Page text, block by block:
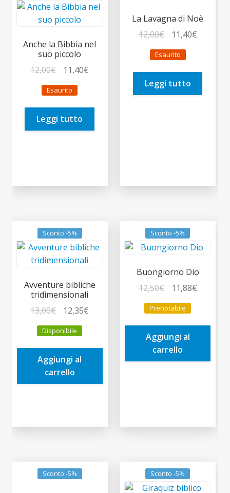
Anche la Bibbia nel
suo piccolo
12,00€
prezzo
originale
era:
12,00€.
11,40€
è:
Esaurito
Leggi tutto
La Lavagna di Noè
12,00€
prezzo
originale
era:
12,00€.
11,40€Il
è:
Esaurito
Leggi tutto
Sconto -5%
Avventure bibliche
tridimensionali
13,00€
prezzo
originale
era:
13,00€.
12,35€
è:
Disponibile
Aggiungi al
carrello
Sconto -5%
Buongiorno Dio
12,50€
prezzo
originale
era:
12,50€.
11,88€Il
è:
Prenotabile
Aggiungi al
carrello
Sconto -5% Sconto -5%